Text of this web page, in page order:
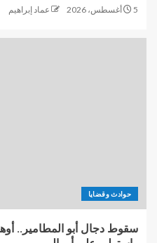
5 أغسطس، 2026 عماد إبراهيم
حوادث وقضايا
سقوط دجال أبو المطامير..